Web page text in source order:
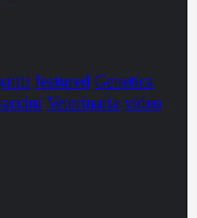
featured Genetica
Veterinaria video